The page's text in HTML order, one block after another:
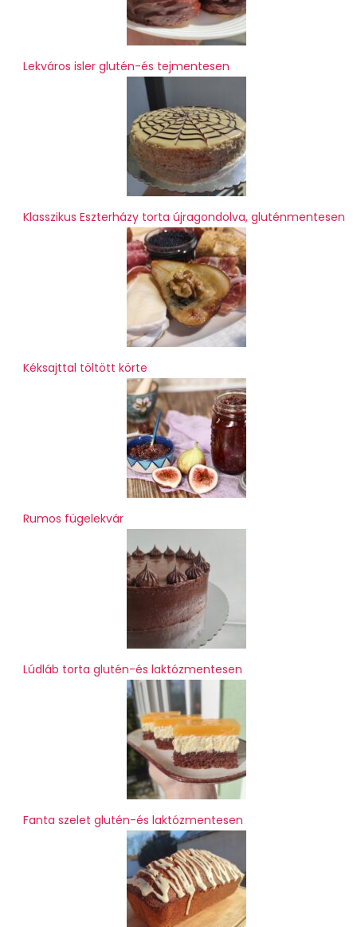
Lekváros isler glutén-és tejmentesen
Klasszikus Eszterházy torta újragondolva, gluténmentesen
Kéksajttal töltött körte
Rumos fügelekvár
Lúdláb torta glutén-és laktózmentesen
Fanta szelet glutén-és laktózmentesen